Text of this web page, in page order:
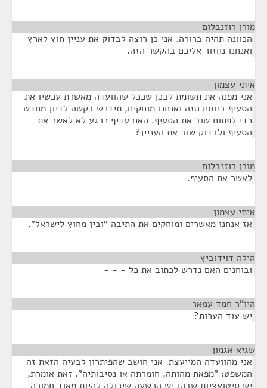
מורן רוזנבלום
הכוונה תהיה ברורה. אני כן רוצה לבדוק את עניין חוץ לארץ
ואנחנו נחזור אליכם בהקשר הזה.
איתי עצמון
אני מפנה את תשומת לבכן שככל שהוועדה מאשרת עכשיו את
הסעיף בנוסח הזה ואנחנו מוחקים, תידרש בקשה לדיון מחדש
כדי לפתוח שוב את הסעיף. האם עדיף כרגע לא לאשר את
הסעיף ולבדוק שוב את העניין?
מורן רוזנבלום
לאשר את הסעיף.
איתי עצמון
אז אנחנו מאשרים ומוחקים את התיבה "ובין מחוץ לישראל".
הילה דוידוביץ
ובוחנים האם נדרש לכתוב את כל - - -
היו"ר חמד עמאר
יש עוד הערות?
שגיא אגמון
אני מהוועדה המייעצת. אני חושב שהפיתרון לבעיה הזאת זה
המשפט: "מפאת מהותה, חומרתה או נסיבותיה". זאת אומרת,